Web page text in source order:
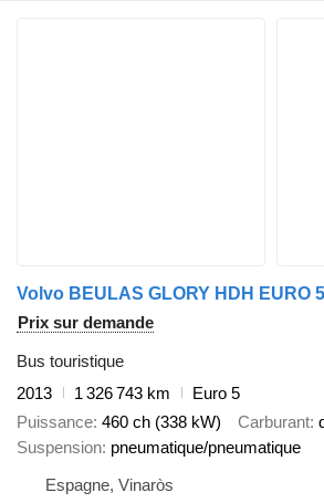
Volvo BEULAS GLORY HDH EURO
Prix sur demande
Bus touristique
2013
1 326 743 km
Euro 5
Puissance 460 ch (338 kW) Carburant
Suspension pneumatique/pneumatique
Espagne, Vinaròs